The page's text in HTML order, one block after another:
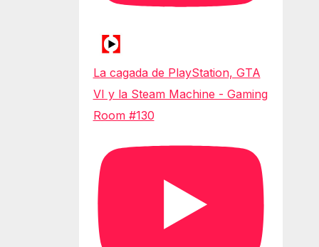
La cagada de PlayStation, GTA
VI y la Steam Machine - Gaming
Room #130